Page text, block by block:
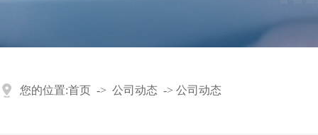
您的位置:首页 -> 公司动态 -> 公司动态